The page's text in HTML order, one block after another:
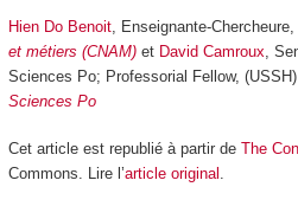
Hien Do Benoit, Enseignante-Chercheure,
et métiers (CNAM)et David Camroux ,
Sciences Po; Professorial Fellow,
Sciences Po
Cet article est republié à partir de The
Commons. Lire l’article original .